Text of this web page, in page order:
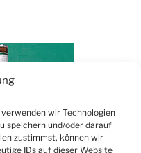
wir Technologien
speichern und/oder darauf
zustimmst, können wir
IDs auf dieser Website